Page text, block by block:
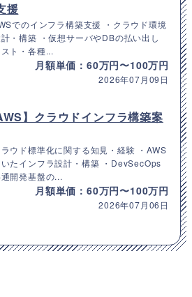
援
でのインフラ構築支援 ・クラウド環境
・構築 ・仮想サーバやDBの払い出し
スト・各種...
月額単価：60万円〜100万円
2026年07月09日
】クラウドインフラ構築案
ラウド標準化に関する知見・経験 ・AWS
たインフラ設計・構築 ・DevSecOps
開発基盤の...
月額単価：60万円〜100万円
2026年07月06日